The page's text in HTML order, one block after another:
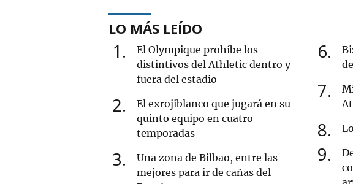
LO MÁS LEÍDO
1
El Olympique prohíbe los
distintivos del Athletic dentro y
fuera del estadio
2
El exrojiblanco que jugará en su
quinto equipo en cuatro
temporadas
3
Una zona de Bilbao, entre las
mejores para ir de cañas del
6
7
8
9